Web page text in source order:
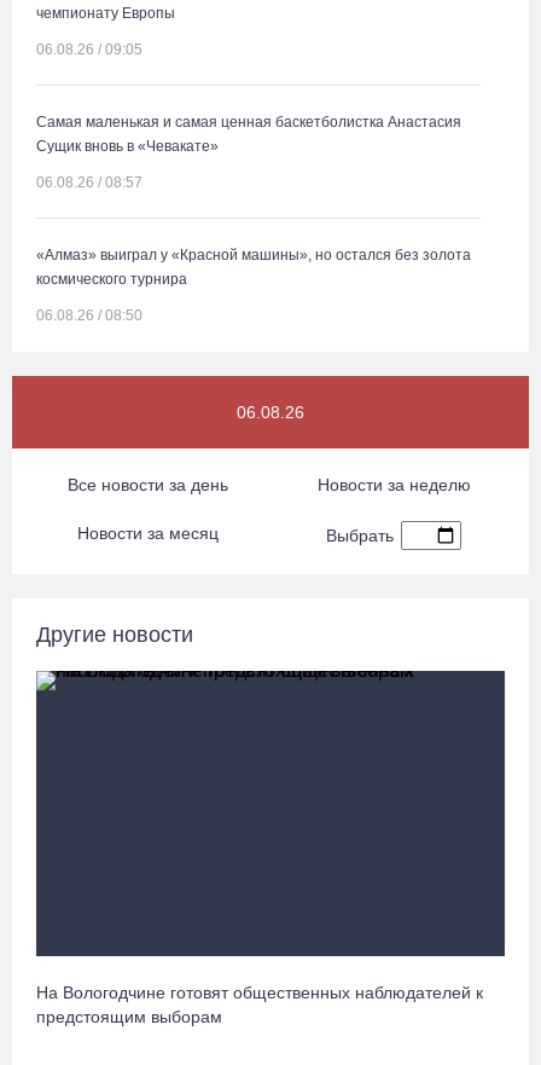
чемпионату Европы
06.08.26 / 09:05
Самая маленькая и самая ценная баскетболистка Анастасия
Сущик вновь в «Чевакате»
06.08.26 / 08:57
«Алмаз» выиграл у «Красной машины», но остался без золота
космического турнира
06.08.26 / 08:50
05.08.26 / 20:20
Четырех пьяных водителей и 23 без прав задержали за сутки
05.08.26 / 17:09
05.08.26 / 16:22
Житель Москвы пострадал в опрокинувшемся под Вытегрой
06.08.26
Все новости за день Новости за неделю
Новости за месяц Выбрать
Другие новости
На Вологодчине готовят общественных наблюдателей к
предстоящим выборам